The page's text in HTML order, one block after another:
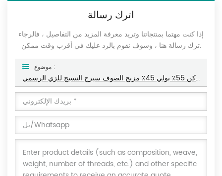
اترك رسالة
إذا كنت مهتما بمنتجاتنا وتريد معرفة المزيد من التفاصيل ، فالرجاء
ترك رسالة هنا ، وسوف نقوم بالرد عليك في أقرب وقت ممكن.
موضوع :
الكاكي الداكن 55٪ بولي 45٪ مزيج الصوف سيرج النسيج للزي الرسمي